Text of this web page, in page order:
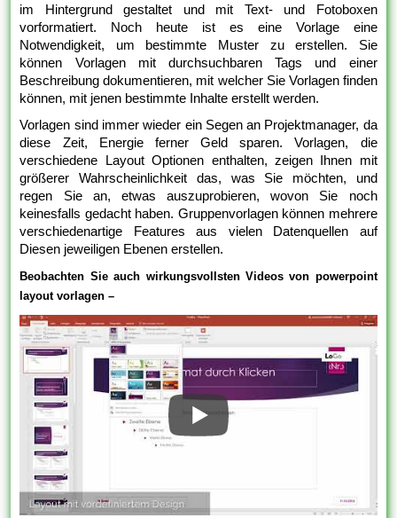
im Hintergrund gestaltet und mit Text- und Fotoboxen
vorformatiert. Noch heute ist es eine Vorlage eine
Notwendigkeit, um bestimmte Muster zu erstellen. Sie
können Vorlagen mit durchsuchbaren Tags und einer
Beschreibung dokumentieren, mit welcher Sie Vorlagen finden
können, mit jenen bestimmte Inhalte erstellt werden.
Vorlagen sind immer wieder ein Segen an Projektmanager, da
diese Zeit, Energie ferner Geld sparen. Vorlagen, die
verschiedene Layout Optionen enthalten, zeigen Ihnen mit
größerer Wahrscheinlichkeit das, was Sie möchten, und
regen Sie an, etwas auszuprobieren, wovon Sie noch
keinesfalls gedacht haben. Gruppenvorlagen können mehrere
verschiedenartige Features aus vielen Datenquellen auf
Diesen jeweiligen Ebenen erstellen.
Beobachten Sie auch wirkungsvollsten Videos von powerpoint
layout vorlagen –